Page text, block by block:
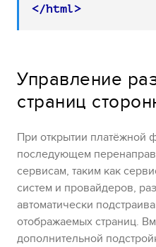
</html>
Управление
страниц
При открытии платёжной
последующем
сервисам, таким как
систем и провайдеров,
автоматически
отображаемых страниц.
дополнительной